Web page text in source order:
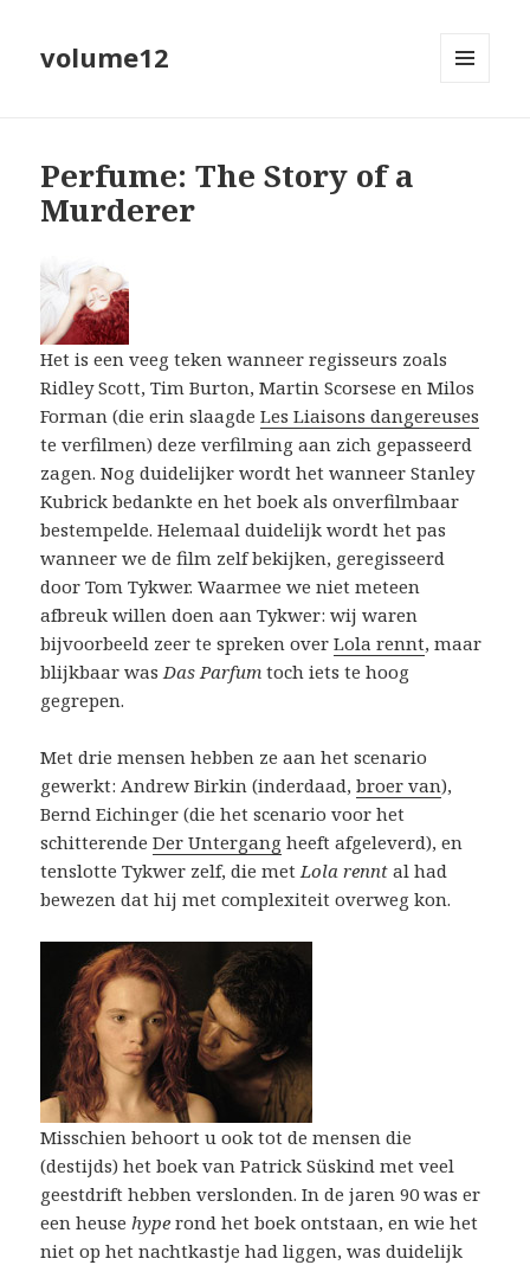
volume12
Perfume: The Story of a
Murderer
Het is een veeg teken wanneer regisseurs zoals
Ridley Scott, Tim Burton, Martin Scorsese en Milos
Forman (die erin slaagdeLes Liaisons dangereuses
te verfilmen) deze verfilming aan zich gepasseerd
zagen. Nog duidelijker wordt het wanneer Stanley
Kubrick bedankte en het boek als onverfilmbaar
bestempelde. Helemaal duidelijk wordt het pas
wanneer we de film zelf bekijken, geregisseerd
door Tom Tykwer. Waarmee we niet meteen
afbreuk willen doen aan Tykwer: wij waren
bijvoorbeeld zeer te spreken overLola rennt, maar
blijkbaar wasDas Parfum toch iets te hoog
gegrepen.
Met drie mensen hebben ze aan het scenario
gewerkt: Andrew Birkin (inderdaad,broer van),
Bernd Eichinger (die het scenario voor het
schitterendeDer Untergang heeft afgeleverd), en
tenslotte Tykwer zelf, die metLola rennt al had
bewezen dat hij met complexiteit overweg kon.
Misschien behoort u ook tot de mensen die
(destijds) het boek van Patrick Süskind met veel
geestdrift hebben verslonden. In de jaren 90 was er
een heusehype rond het boek ontstaan, en wie het
niet op het nachtkastje had liggen, was duidelijk